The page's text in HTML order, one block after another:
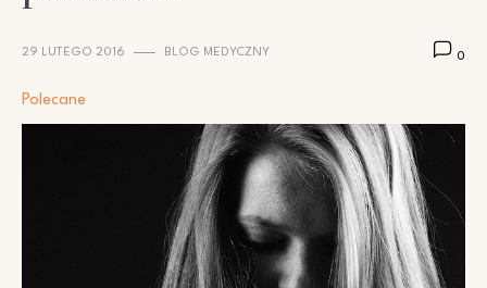
29 LUTEGO 2016 BLOG MEDYCZNY 0
Polecane